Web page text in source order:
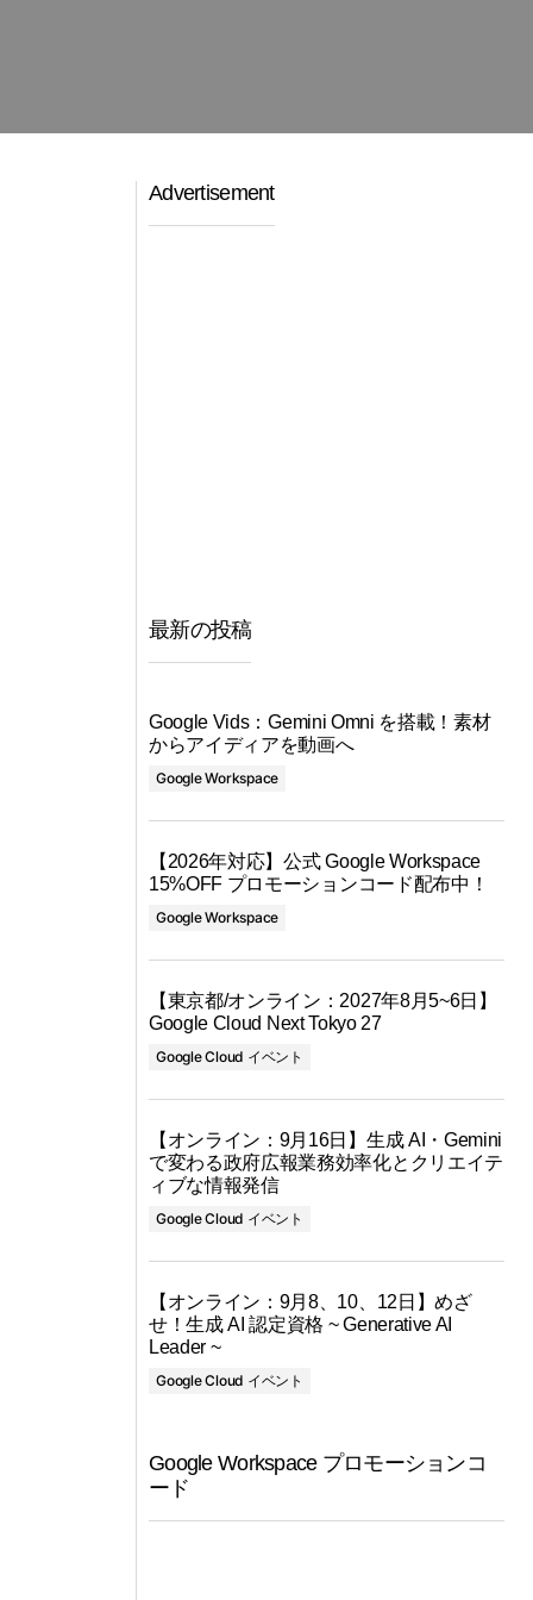
Advertisement
最新の投稿
Google Vids：Gemini Omni を搭載！素材
からアイディアを動画へ
Google Workspace
【2026年対応】公式 Google Workspace
15%OFF プロモーションコード配布中！
Google Workspace
【東京都/オンライン：2027年8月5~6日】
Google Cloud Next Tokyo 27
Google Cloud イベント
【オンライン：9月16日】生成 AI・Gemini
で変わる政府広報業務効率化とクリエイテ
ィブな情報発信
Google Cloud イベント
【オンライン：9月8、10、12日】めざ
せ！生成 AI 認定資格 ~ Generative AI
Leader ~
Google Cloud イベント
Google Workspace プロモーションコ
ード